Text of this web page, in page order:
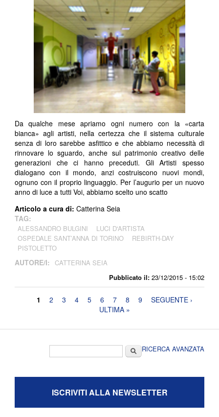
Pubblicato il: 23/12/2015 - 15:02
Da qualche mese apriamo ogni numero con la «carta
bianca» agli artisti, nella certezza che il sistema culturale
senza di loro sarebbe asfittico e che abbiamo necessità di
rinnovare lo sguardo, anche sul patrimonio creativo delle
generazioni che ci hanno preceduti. Gli Artisti spesso
dialogano con il mondo, anzi costruiscono nuovi mondi,
ognuno con il proprio linguaggio. Per l’augurio per un nuovo
anno di luce a tutti Voi, abbiamo scelto uno scatto
Articolo a cura di: Catterina Seia
TAG:
ALESSANDRO BULGINI
LUCI D'ARTISTA
OSPEDALE SANT’ANNA DI TORINO
REBIRTH-DAY
PISTOLETTO
AUTORE/I: CATTERINA SEIA
Pagine
1 2 3 4 5 6 7 8 9
SEGUENTE ›
ULTIMA »
CercaRICERCA AVANZATA
ISCRIVITI ALLA NEWSLETTER